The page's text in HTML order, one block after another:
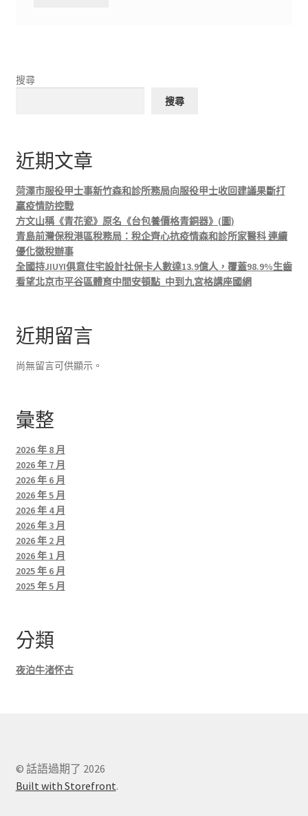
搜尋
搜尋
近期文章
菏澤市服役甲士事新竹森和診所務局向服役甲士收回建議果斷打
贏疫情防控戰
方文山稱《青花瓷》原名《台包養價格青銅器》(圖)
青島前灣保稅港區稅務局：稅企齊心抗疫情森和診所家醫科 連續
優化徵稅辦事
全國持JIUYI俱意住宅設計社保卡人數達13.9億人，覆蓋98.9%生齒
看望北京市平谷區體育中間安頓點_中到九宮格講座國網
近期留言
尚無留言可供顯示。
彙整
2026 年 8 月
2026 年 7 月
2026 年 6 月
2026 年 5 月
2026 年 4 月
2026 年 3 月
2026 年 2 月
2026 年 1 月
2025 年 6 月
2025 年 5 月
分類
夜泊牛渚怀古
© 話語過期了 2026
Built with Storefront.